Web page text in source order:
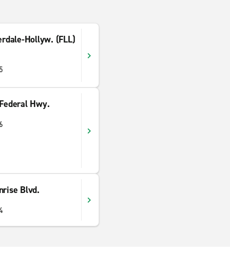
Hollyw. (FLL)
Hwy.
Blvd.